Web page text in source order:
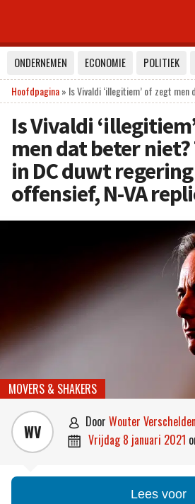
ONDERNEMEN ECONOMIE POLITIEK
Hoofdpagina» Is Vivaldi ‘illegitiem’ of zegt
Is Vivaldi
men dat beter
in DC duwt
offensief, N-VA
MOVERS & SHAKERS
WV  door Wouter Verschelden
 vrijdag 8 januari 2021
Lees voor